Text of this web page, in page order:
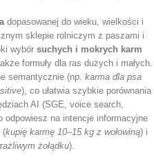
dopasowanej do wieku, wielkości i
sklepie rolniczym z paszami i
wybór suchych i mokrych karm
formuły dla ras dużych i małych.
semantycznie (np. karma dla psa
), co ułatwia szybkie porównania
AI (SGE, voice search,
odpowiesz na intencje informacyjne
(kupię karmę 10–15 kg z wołowiną) i
żołądku).